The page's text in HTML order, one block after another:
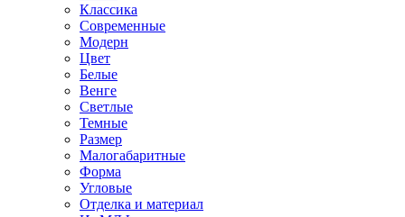
Классика
Современные
Модерн
Цвет
Белые
Венге
Светлые
Темные
Размер
Малогабаритные
Форма
Угловые
Отделка и материал